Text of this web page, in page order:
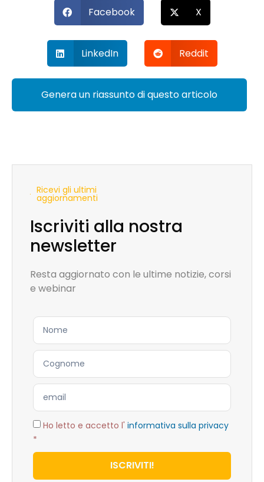
Facebook X
LinkedIn Reddit
Genera un riassunto di questo articolo
Ricevi gli ultimi
aggiornamenti
Iscriviti alla nostra
newsletter
Resta aggiornato con le ultime notizie, corsi
e webinar
Ho letto e accetto l' informativa sulla privacy
*
ISCRIVITI!